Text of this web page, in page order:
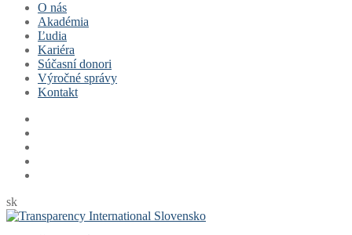
O nás
Akadémia
Ľudia
Kariéra
Súčasní donori
Výročné správy
Kontakt
sk